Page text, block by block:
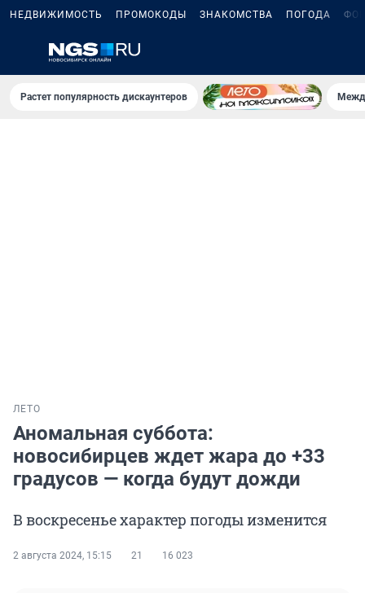
НЕДВИЖИМОСТЬ ПРОМОКОДЫ ЗНАКОМСТВА ПОГОДА
Растет популярность дискаунтеров
ЛЕТО
Аномальная суббота:
новосибирцев ждет жара до +33
градусов — когда будут дожди
В воскресенье характер погоды изменится
2 августа 2024, 15:15 21 16 023